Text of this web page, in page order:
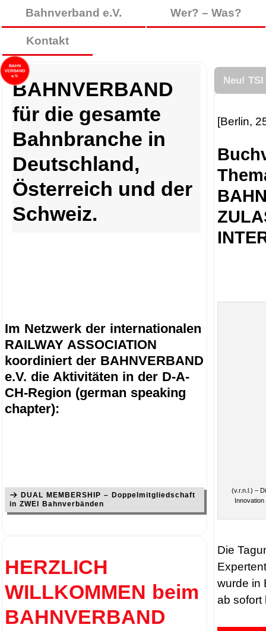
Bahnverband e.V. Wer? – Was?
Kontakt
BAHNVERBAND
für die gesamte
Bahnbranche in
Deutschland,
Österreich und der
Schweiz.
Im Netzwerk der internationalen
RAILWAY ASSOCIATION
koordiniert der BAHNVERBAND
e.V. die Aktivitäten in der D-A-
CH-Region (german speaking
chapter):
DUAL MEMBERSHIP – Doppelmitgliedschaft
in ZWEI Bahnverbänden
HERZLICH
WILLKOMMEN beim
BAHNVERBAND
Neu! TSI
[Berlin,
(v.r.n.l.) –
Die
wurde in
ab sofort